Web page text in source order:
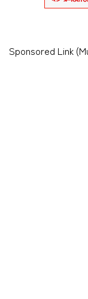
Sponsored Link